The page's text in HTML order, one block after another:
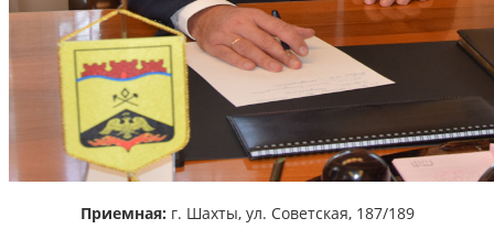
Приемная: г. Шахты, ул. Советская, 187/189